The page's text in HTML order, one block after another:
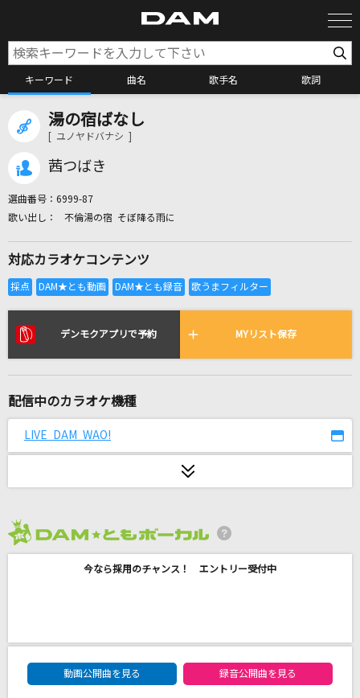
キーワード 曲名 歌手名 歌詞
カラオケ検索
全国りれき
リアルタイムで歌われている曲の一覧
真実の扉
ハルカ
SEKAI NO OWARI(世界の終わり)
[生音]Glass
湯の宿ばなし
[ ユノヤドバナシ ]
茜つばき
選曲番号： 6999-87
不倫湯の宿 そぼ降る雨に
対応カラオケコンテンツ
デンモクアプリで予約 MYリスト保存
配信中のカラオケ機種
LIVE DAM WAO!
今なら採用のチャンス！ エントリー受付中
DAM★ともボーカルエントリーランキング
動画公開曲を見る
録音公開曲を見る